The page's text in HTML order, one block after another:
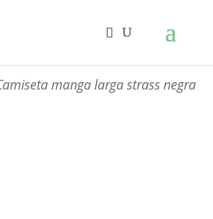
manga larga strass negra